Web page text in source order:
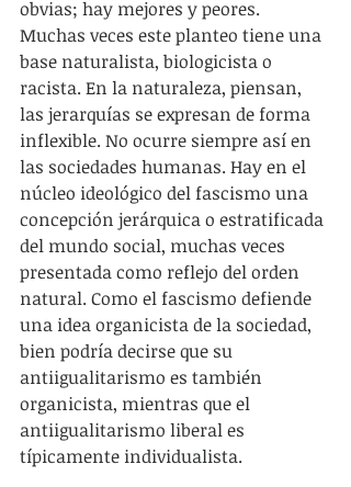
obvias; hay mejores y peores.
Muchas veces este planteo tiene una
base naturalista, biologicista o
racista. En la naturaleza, piensan,
las jerarquías se expresan de forma
inflexible. No ocurre siempre así en
las sociedades humanas. Hay en el
núcleo ideológico del fascismo una
concepción jerárquica o estratificada
del mundo social, muchas veces
presentada como reflejo del orden
natural. Como el fascismo defiende
una idea organicista de la sociedad,
bien podría decirse que su
antiigualitarismo es también
organicista, mientras que el
antiigualitarismo liberal es
típicamente individualista.